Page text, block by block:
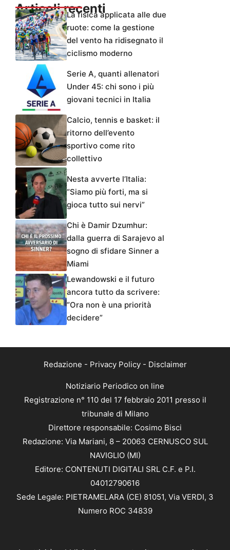
Articoli recentiLa fisica applicata alle due
ruote: come la gestione
del vento ha ridisegnato il
ciclismo moderno
Serie A, quanti allenatori
Under 45: chi sono i più
giovani tecnici in Italia
Calcio, tennis e basket: il
ritorno dell’evento
sportivo come rito
collettivo
Nesta avverte l’Italia:
“Siamo più forti, ma si
gioca tutto sui nervi”
Chi è Damir Dzumhur:
dalla guerra di Sarajevo al
sogno di sfidare Sinner a
Miami
Lewandowski e il futuro
ancora tutto da scrivere:
“Ora non è una priorità
decidere”
Redazione - Privacy Policy- Disclaimer
Notiziario Periodico on line
Registrazione n° 110 del 17 febbraio 2011 presso il
tribunale di Milano
Direttore responsabile: Cosimo Bisci
Redazione: Via Mariani, 8 – 20063 CERNUSCO SUL
NAVIGLIO (MI)
Editore: CONTENUTI DIGITALI SRL C.F. e P.I.
04012790616
Sede Legale: PIETRAMELARA (CE) 81051, Via VERDI, 3
Numero ROC 34839